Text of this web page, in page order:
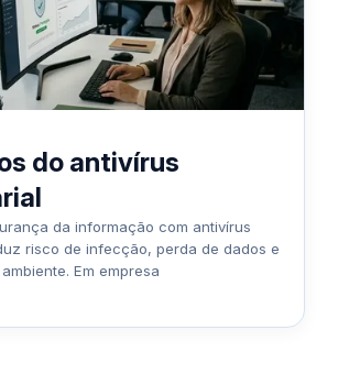
do antivírus
da informação com antivírus
risco de infecção, perda de dados e
Em empresa